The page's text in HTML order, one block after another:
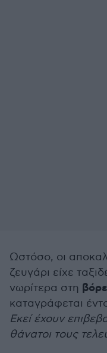
Ωστόσο, οι
ζευγάρι είχε
νωρίτερα στη
καταγράφεται
Εκεί έχουν
θάνατοι τους